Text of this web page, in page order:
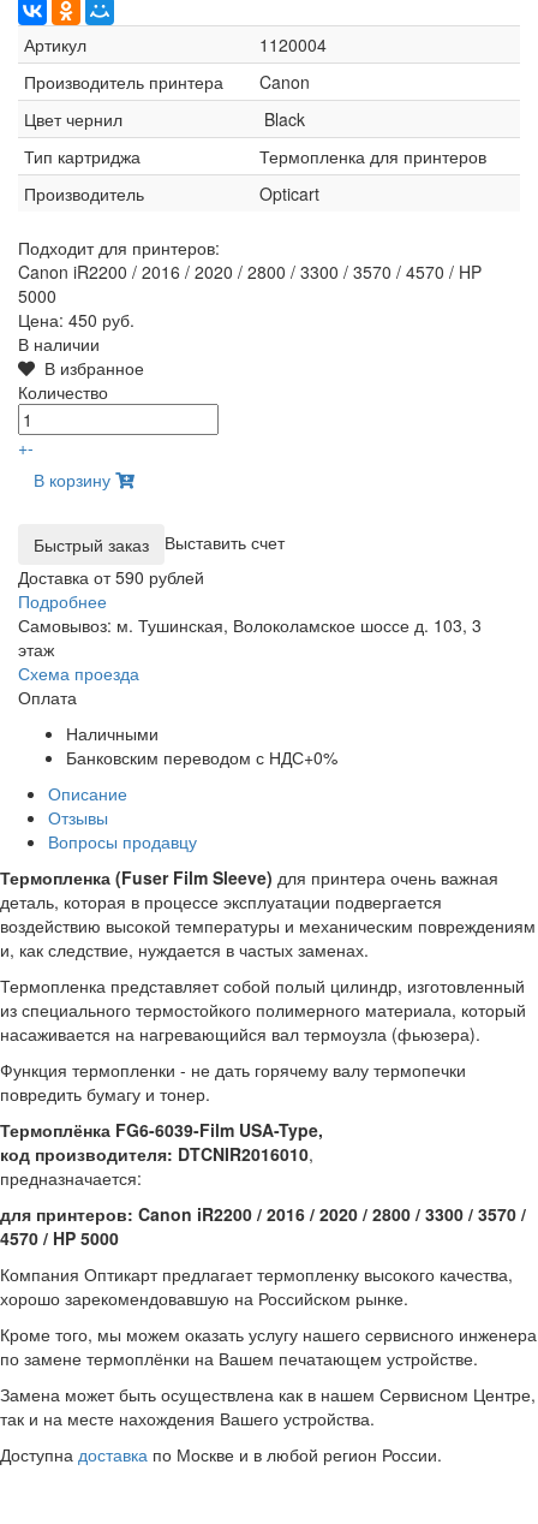
Артикул
1120004
Производитель принтера
Canon
Цвет чернил
Black
Тип картриджа
Термопленка для принтеров
Производитель
Opticart
Подходит для принтеров:
Canon iR2200 / 2016 / 2020 / 2800 / 3300 / 3570 / 4570 / HP
5000
Цена: 450 руб.
В наличии
В избранное
Количество
+-
В корзину
Выставить счет
Доставка от 590 рублей
Подробнее
Самовывоз: м. Тушинская, Волоколамское шоссе д. 103, 3
этаж
Схема проезда
Оплата
Наличными
Банковским переводом с НДС+0%
Описание
Отзывы
Вопросы продавцу
Термопленка (Fuser Film Sleeve) для принтера очень важная
деталь, которая в процессе эксплуатации подвергается
воздействию высокой температуры и механическим повреждениям
и, как следствие, нуждается в частых заменах.
Термопленка представляет собой полый цилиндр, изготовленный
из специального термостойкого полимерного материала, который
насаживается на нагревающийся вал термоузла (фьюзера).
Функция термопленки - не дать горячему валу термопечки
повредить бумагу и тонер.
Термоплёнка FG6-6039-Film USA-Type,
код производителя: DTCNIR2016010,
предназначается:
для принтеров: Canon iR2200 / 2016 / 2020 / 2800 / 3300 / 3570 /
4570 / HP 5000
Компания Оптикарт предлагает термопленку высокого качества,
хорошо зарекомендовавшую на Российском рынке.
Кроме того, мы можем оказать услугу нашего сервисного инженера
по замене термоплёнки на Вашем печатающем устройстве.
Замена может быть осуществлена как в нашем Сервисном Центре,
так и на месте нахождения Вашего устройства.
Доступна доставка по Москве и в любой регион России.